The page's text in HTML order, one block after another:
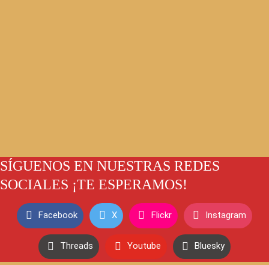
SÍGUENOS EN NUESTRAS REDES
SOCIALES ¡TE ESPERAMOS!
Facebook X Flickr Instagram
Threads Youtube Bluesky